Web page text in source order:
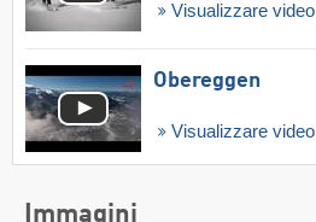
Visualizzare video
Obereggen
Visualizzare video
Immagini